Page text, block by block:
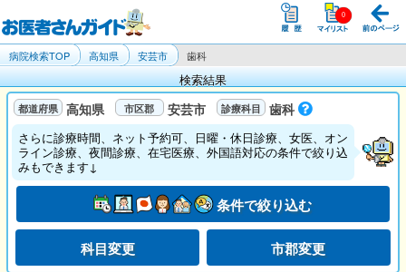
病院検索TOP 高知県 安芸市 歯科
検索結果
高知県 安芸市 歯科
さらに診療時間、ネット予約可、日曜・休日診療、女医、オン
ライン診療、夜間診療、在宅医療、外国語対応の条件で絞り込
みもできます↓
条件で絞り込む
科目変更 市郡変更